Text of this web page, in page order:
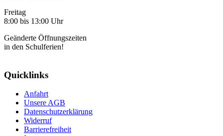
Freitag
8:00 bis 13:00 Uhr
Geänderte Öffnungszeiten
in den Schulferien!
Quicklinks
Anfahrt
Unsere AGB
Datenschutzerklärung
Widerruf
Barrierefreiheit